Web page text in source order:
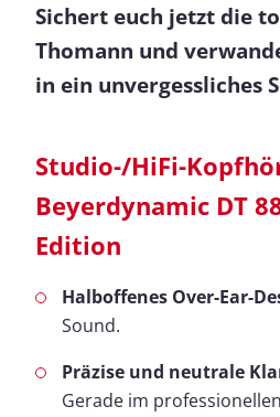
Sichert euch jetzt die
Thomann und
in ein unvergessliches
Studio-/HiFi-
Beyerdynamic DT
Edition
Halboffenes Over-Ear-
Sound.
Präzise und neutrale
Gerade im